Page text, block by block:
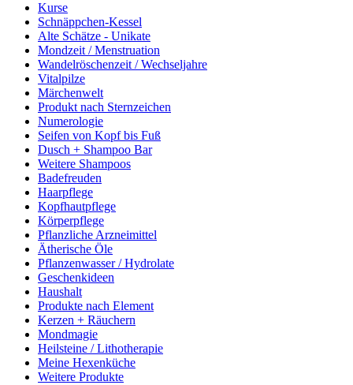
Kurse
Schnäppchen-Kessel
Alte Schätze - Unikate
Mondzeit / Menstruation
Wandelröschenzeit / Wechseljahre
Vitalpilze
Märchenwelt
Produkt nach Sternzeichen
Numerologie
Seifen von Kopf bis Fuß
Dusch + Shampoo Bar
Weitere Shampoos
Badefreuden
Haarpflege
Kopfhautpflege
Körperpflege
Pflanzliche Arzneimittel
Ätherische Öle
Pflanzenwasser / Hydrolate
Geschenkideen
Haushalt
Produkte nach Element
Kerzen + Räuchern
Mondmagie
Heilsteine / Lithotherapie
Meine Hexenküche
Weitere Produkte